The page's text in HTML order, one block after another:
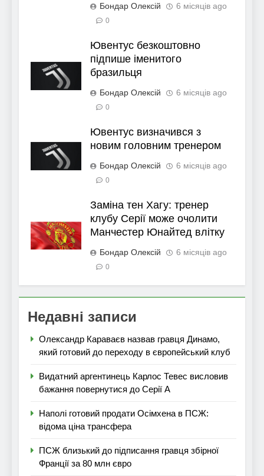
Бондар Олексій 6 місяців ago
0
Ювентус безкоштовно
підпише іменитого
бразильця
Бондар Олексій 6 місяців ago
0
Ювентус визначився з
новим головним тренером
Бондар Олексій 6 місяців ago
0
Заміна тен Хагу: тренер
клубу Серії може очолити
Манчестер Юнайтед влітку
Бондар Олексій 6 місяців ago
0
Недавні записи
Олександр Караваєв назвав гравця Динамо,
який готовий до переходу в європейський клуб
Видатний аргентинець Карлос Тевес висловив
бажання повернутися до Серії А
Наполі готовий продати Осімхена в ПСЖ:
відома ціна трансфера
ПСЖ близький до підписання гравця збірної
Франції за 80 млн євро